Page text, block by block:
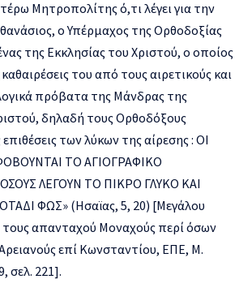
Μητροπολίτης ό,τι λέγει για την
ο Υπέρμαχος της Ορθοδοξίας
της Εκκλησίας του Χριστού, ο οποίος
του από τους αιρετικούς και
πρόβατα της Μάνδρας της
δηλαδή τους Ορθοδόξους
των λύκων της αίρεσης : ΟΙ
ΤΟ ΑΓΙΟΓΡΑΦΙΚΟ
ΛΕΓΟΥΝ ΤΟ ΠΙΚΡΟ ΓΛΥΚΟ ΚΑΙ
ΦΩΣ» (Ησαϊας, 5, 20) [Μεγάλου
απανταχού Μοναχούς περί όσων
επί Κωνσταντίου, ΕΠΕ, Μ.
σελ. 221].